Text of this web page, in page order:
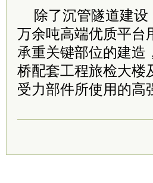
除了沉管隧道建
万余吨高端优质平台
承重关键部位的建造
桥配套工程旅检大楼
受力部件所使用的高